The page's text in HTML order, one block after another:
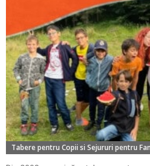
Tabere pentru Copii si Sejururi pentru